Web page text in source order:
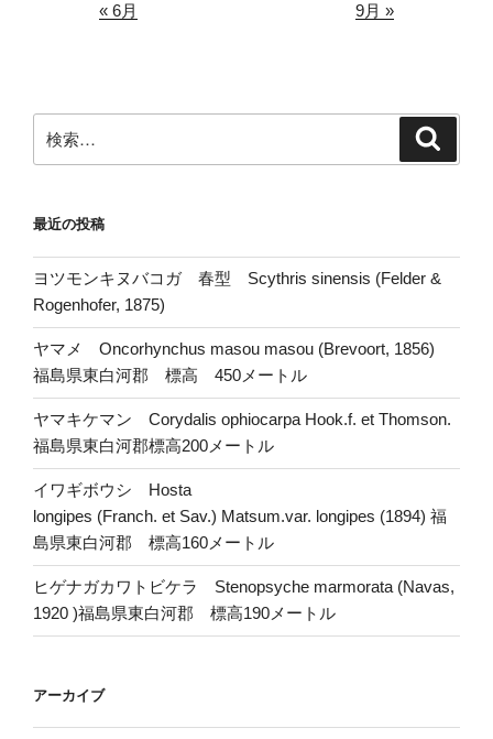
« 6月 9月 »
索:
最近の投稿
ヨツモンキヌバコガ 春型 Scythris sinensis (Felder &
Rogenhofer, 1875)
ヤマメ Oncorhynchus masou masou (Brevoort, 1856)
福島県東白河郡 標高 450メートル
ヤマキケマン Corydalis ophiocarpa Hook.f. et Thomson.
福島県東白河郡標高200メートル
イワギボウシ Hosta
longipes (Franch. et Sav.) Matsum.var. longipes (1894) 福
島県東白河郡 標高160メートル
ヒゲナガカワトビケラ Stenopsyche marmorata (Navas,
1920 )福島県東白河郡 標高190メートル
アーカイブ